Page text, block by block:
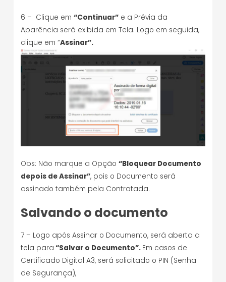
6 – Clique em “Continuar” e a Prévia da
Aparência será exibida em Tela. Logo em seguida,
clique em “Assinar”.
Obs: Não marque a Opção “Bloquear Documento
depois de Assinar”, pois o Documento será
assinado também pela Contratada.
Salvando o documento
7 – Logo após Assinar o Documento, será aberta a
tela para “Salvar o Documento”. Em casos de
Certificado Digital A3, será solicitado o PIN (Senha
de Segurança),